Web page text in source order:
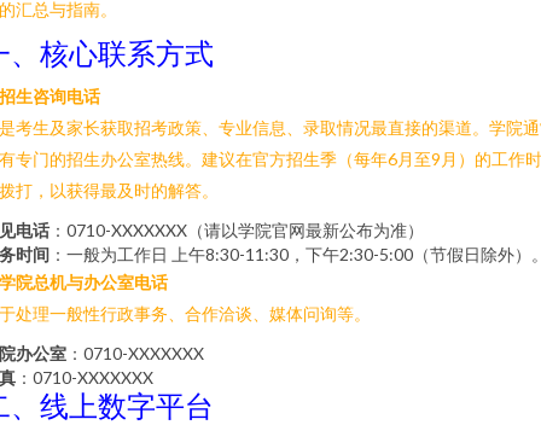
汇总与指南。
、核心联系方式
招生咨询电话
考生及家长获取招考政策、专业信息、录取情况最直接的渠道。学院
专门的招生办公室热线。建议在官方招生季（每年6月至9月）的工作
打，以获得最及时的解答。
电话 ：0710-XXXXXXX（请以学院官网最新公布为准）
时间 ：一般为工作日 上午8:30-11:30，下午2:30-5:00（节假日除外）
学院总机与办公室电话
处理一般性行政事务、合作洽谈、媒体问询等。
办公室 ：0710-XXXXXXX
：0710-XXXXXXX
、线上数字平台